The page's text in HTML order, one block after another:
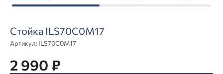
Стойка ILS70C0M17
Артикул:ILS70C0M17
2 990 ₽